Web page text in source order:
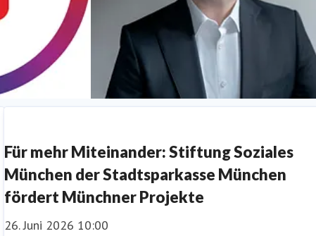
Für mehr Miteinander: Stiftung Soziales
München der Stadtsparkasse München
fördert Münchner Projekte
26. Juni 2026 10:00